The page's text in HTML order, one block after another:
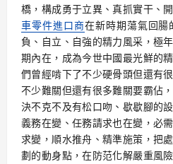
橋，構成勇于立異、真抓實干、
車零件進口商在新時期蕩氣回腸
負、自立、自強的精力風采，極
期內在，成為今世中國最光鮮的
們曾經啃下了不少硬骨頭但還有
不少難關但還有很多難關要霸佔
決不克不及有松口吻、歇歇腳的
義務在變、任務請求也在變，必
求變，順水推舟、精準施策，把
劃的動身點，在防范化解嚴重風